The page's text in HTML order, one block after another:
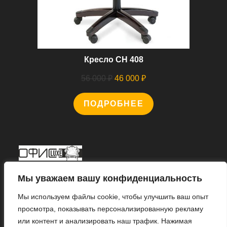
Мы уважаем вашу конфиденциальность
Мы используем файлы cookie, чтобы улучшить ваш опыт
просмотра, показывать персонализированную рекламу
или контент и анализировать наш трафик. Нажимая
Кресло CH 408
56 000₽ Первоначальная
цена
составляла
46 000 ₽Текущая
46
ПОДРОБНЕЕ
Откроется